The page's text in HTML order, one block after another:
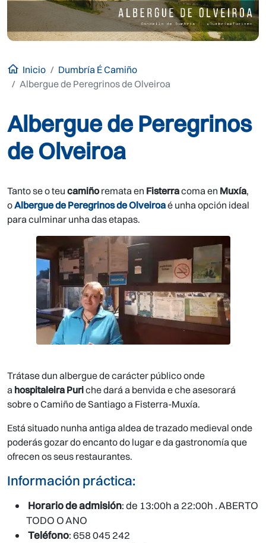
Inicio
Dumbría É Camiño
Albergue de Peregrinos de Olveiroa
Albergue de Peregrinos
de Olveiroa
Tanto se o teu camiñoremata en Fisterracoma en Muxía,
oAlbergue de Peregrinos de Olveiroaé unha opción ideal
para culminar unha das etapas.
Trátase dun albergue de carácter público onde
a hospitaleira Puriche dará a benvida e che asesorará
sobre o Camiño de Santiago a Fisterra-Muxía.
Está situado nunha antiga aldea de trazado medieval onde
poderás gozar do encanto do lugar e da gastronomía que
ofrecen os seus restaurantes.
Información práctica:
Horario de admisión: de 13:00h a 22:00h . ABERTO
TODO O ANO
Teléfono: 658 045 242